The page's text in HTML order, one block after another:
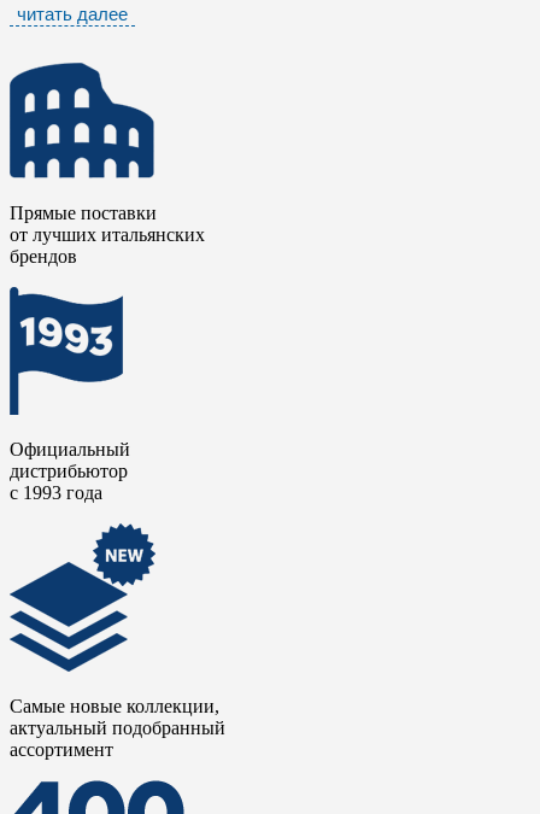
наиболее оригинальном облике, не забывая о тщательной
Коллекция Глокал / Glocal
нейтральными тонами от белого до антрацита, которые
прекрасно сочетаются между собой. Серия дополнена яркими
элементами в стиле «Печворк» и стилизованными
мозаичными плашками в виде вытянутых ромбов. Такое
разнообразие позволяет комбинировать плитку с другими
коллекциямифабрики Mirage
выразительными дизайнерские и интерьерные решения.
читать далее
Прямые поставки
от лучших итальянских
брендов
Официальный
дистрибьютор
с 1993 года
Самые новые коллекции,
актуальный подобранный
ассортимент